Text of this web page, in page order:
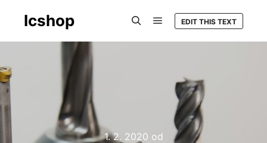
Icshop EDIT THIS TEXT
1. 2. 2020 od